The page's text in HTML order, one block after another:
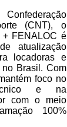
(CNT), o
+ FENALOC é
atualização
locadoras e
Brasil. Com
foco no
e na
com o meio
100%